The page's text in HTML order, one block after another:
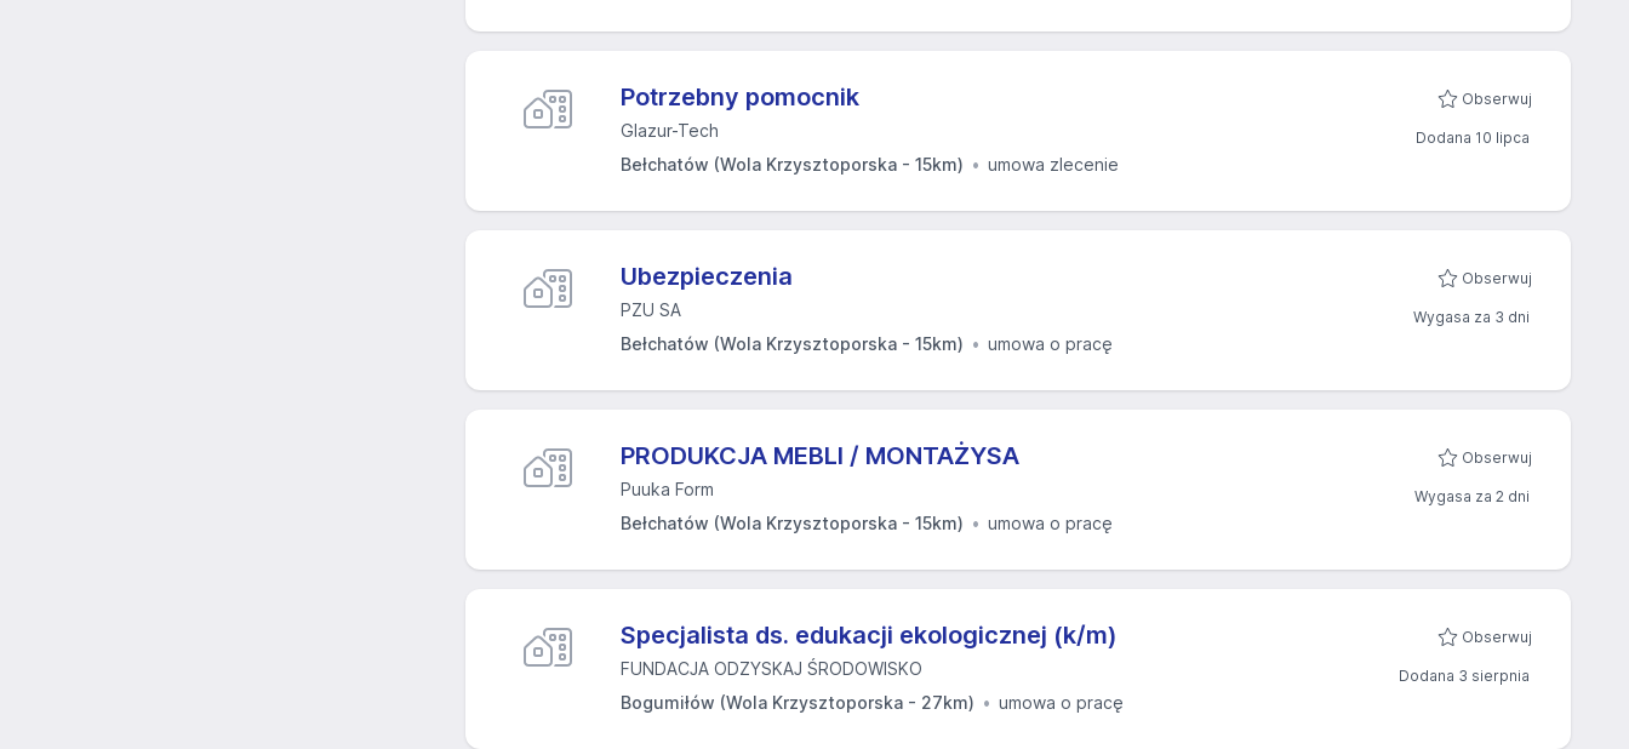
Potrzebny pomocnik
Glazur-Tech
Bełchatów (Wola Krzysztoporska - 15km)
umowa zlecenie
Obserwuj
Dodana 10 lipca
Ubezpieczenia
PZU SA
Bełchatów (Wola Krzysztoporska - 15km)
umowa o pracę
Obserwuj
Wygasa za 3 dni
PRODUKCJA MEBLI / MONTAŻYSA
Puuka Form
Bełchatów (Wola Krzysztoporska - 15km)
umowa o pracę
Obserwuj
Wygasa za 2 dni
Specjalista ds. edukacji ekologicznej (k/m)
FUNDACJA ODZYSKAJ ŚRODOWISKO
Bogumiłów (Wola Krzysztoporska - 27km)
umowa o pracę
Obserwuj
Dodana 3 sierpnia